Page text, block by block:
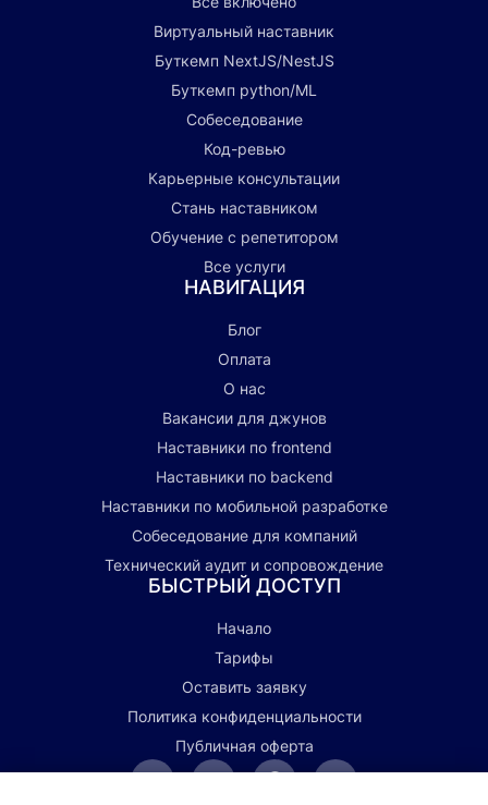
Виртуальный наставник
Буткемп NextJS/NestJS
Буткемп python/ML
Собеседование
Код-ревью
Карьерные консультации
Стань наставником
Обучение с репетитором
Все услуги
НАВИГАЦИЯ
Блог
Оплата
О нас
Вакансии для джунов
Наставники по frontend
Наставники по backend
Наставники по мобильной разработке
Собеседование для компаний
Технический аудит и сопровождение
БЫСТРЫЙ ДОСТУП
Начало
Тарифы
Оставить заявку
Политика конфиденциальности
Публичная оферта